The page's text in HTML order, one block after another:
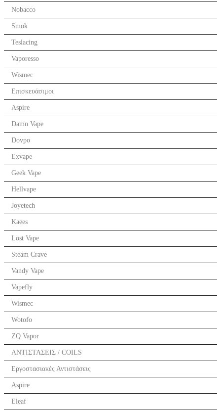
Nobacco
Smok
Teslacing
Vaporesso
Wismec
Επισκευάσιμοι
Aspire
Damn Vape
Dovpo
Exvape
Geek Vape
Hellvape
Joyetech
Kaees
Lost Vape
Steam Crave
Vandy Vape
Vapefly
Wismec
Wotofo
ZQ Vapor
ΑΝΤΙΣΤΑΣΕΙΣ / COILS
Εργοστασιακές Αντιστάσεις
Aspire
Eleaf